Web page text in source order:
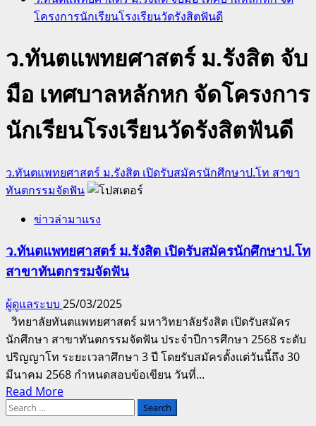
โครงการนักเรียนโรงเรียนวัดรังสิตฟันดี
ว.ทันตแพทยศาสตร์ ม.รังสิต จับ
มือ เทศบาลหลักหก จัดโครงการ
นักเรียนโรงเรียนวัดรังสิตฟันดี
ว.ทันตแพทยศาสตร์ ม.รังสิต เปิดรับสมัครนักศึกษาป.โท สาขา
ทันตกรรมจัดฟัน
ข่าวล่ามาแรง
ว.ทันตแพทยศาสตร์ ม.รังสิต เปิดรับสมัครนักศึกษาป.โท
สาขาทันตกรรมจัดฟัน
ผู้ดูแลระบบ 25/03/2025
วิทยาลัยทันตแพทยศาสตร์ มหาวิทยาลัยรังสิต เปิดรับสมัคร
นักศึกษา สาขาทันตกรรมจัดฟัน ประจำปีการศึกษา 2568 ระดับ
ปริญญาโท ระยะเวลาศึกษา 3 ปี โดยรับสมัครตั้งแต่วันนี้ถึง 30
มีนาคม 2568 กำหนดสอบข้อเขียน วันที่...
Read MoreRead
Search